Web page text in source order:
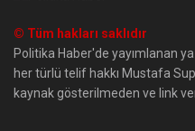
© Tüm hakları saklıdır
Politika Haber'de yayımlanan
her türlü telif hakkı Mustafa
kaynak gösterilmeden ve link